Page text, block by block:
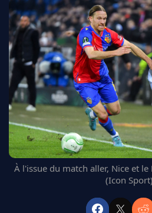
MERCATO
CDM 2026
EDF
LIGUE 1
REAL MADRID
FC BARCELONE
MANCHESTER UNITED
CHELSEA
ARSENAL
BAYERN
L'AVIS DE LA RÉDAC'
À l'issue du match aller, Nice et le
(Icon Sport)